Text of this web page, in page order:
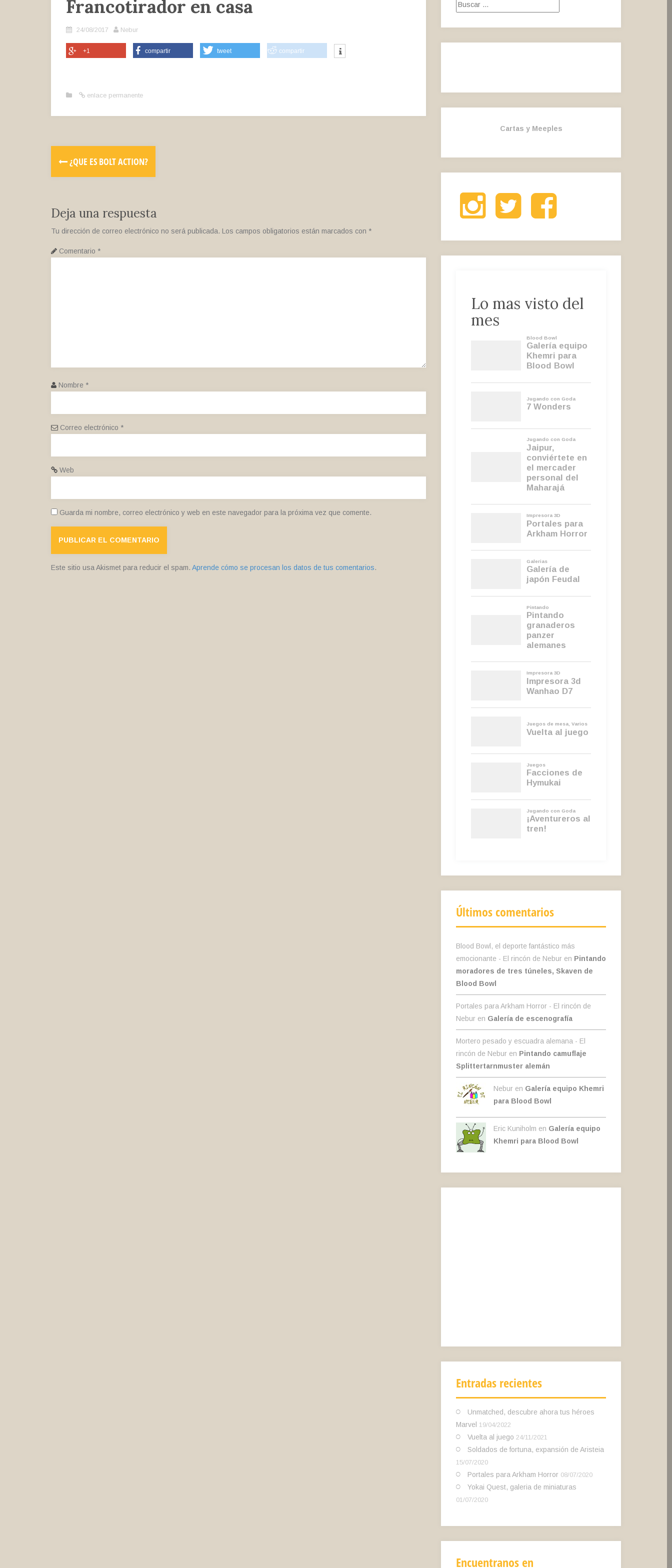
Francotirador en casa
24/08/2017 Nebur
+1 compartir tweet compartir
enlace permanente
¿QUE ES BOLT ACTION?
Deja una respuesta
Tu dirección de correo electrónico no será publicada. Los campos obligatorios están marcados con *
Comentario *
Nombre *
Correo electrónico *
Web
Guarda mi nombre, correo electrónico y web en este navegador para la próxima vez que comente.
Este sitio usa Akismet para reducir el spam. Aprende cómo se procesan los datos de tus comentarios.
Buscar:
Cartas y Meeples
Instagram Twitter Facebook
Lo mas visto del
mes
Últimos comentarios
Blood Bowl, el deporte fantástico más
emocionante - El rincón de Nebur en Pintando
moradores de tres túneles, Skaven de
Blood Bowl
Portales para Arkham Horror - El rincón de
Nebur en Galería de escenografía
Mortero pesado y escuadra alemana - El
rincón de Nebur en Pintando camuflaje
Splittertarnmuster alemán
Nebur en Galería equipo Khemri
para Blood Bowl
Eric Kuniholm en Galería equipo
Khemri para Blood Bowl
Entradas recientes
Unmatched, descubre ahora tus héroes
Marvel 19/04/2022
Vuelta al juego 24/11/2021
Soldados de fortuna, expansión de Aristeia
15/07/2020
Portales para Arkham Horror 08/07/2020
Yokai Quest, galeria de miniaturas
01/07/2020
Encuentranos en